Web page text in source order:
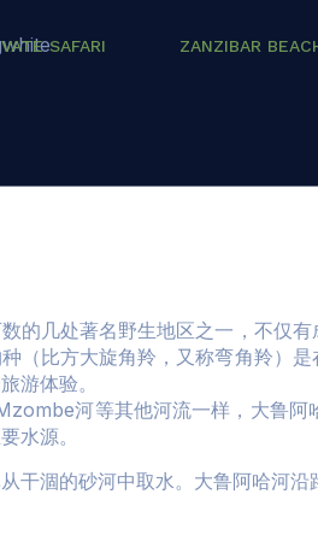
SAFARI ZANZIBAR
的几处著名野生地区之一，不仅
（比方大旋角羚，又称弯角羚）
游体验。
河等其他河流一样，大鲁阿
水源。
干涸的砂河中取水。大鲁阿哈河